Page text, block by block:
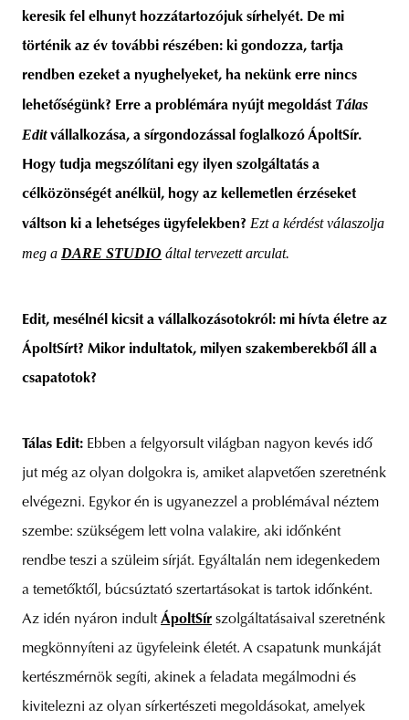
keresik fel elhunyt hozzátartozójuk sírhelyét. De mi
történik az év további részében: ki gondozza, tartja
rendben ezeket a nyughelyeket, ha nekünk erre nincs
lehetőségünk? Erre a problémára nyújt megoldást Tálas
Editvállalkozása, a sírgondozással foglalkozó ÁpoltSír.
Hogy tudja megszólítani egy ilyen szolgáltatás a
célközönségét anélkül, hogy az kellemetlen érzéseket
váltson ki a lehetséges ügyfelekben? Ezt a kérdést válaszolja
meg a DARE STUDIO által tervezett arculat.
Edit, mesélnél kicsit a vállalkozásotokról: mi hívta életre az
ÁpoltSírt? Mikor indultatok, milyen szakemberekből áll a
csapatotok?
Tálas Edit: Ebben a felgyorsult világban nagyon kevés idő
jut még az olyan dolgokra is, amiket alapvetően szeretnénk
elvégezni. Egykor én is ugyanezzel a problémával néztem
szembe: szükségem lett volna valakire, aki időnként
rendbe teszi a szüleim sírját. Egyáltalán nem idegenkedem
a temetőktől, búcsúztató szertartásokat is tartok időnként.
Az idén nyáron indultÁpoltSír szolgáltatásaival szeretnénk
megkönnyíteni az ügyfeleink életét. A csapatunk munkáját
kertészmérnök segíti, akinek a feladata megálmodni és
kivitelezni az olyan sírkertészeti megoldásokat, amelyek